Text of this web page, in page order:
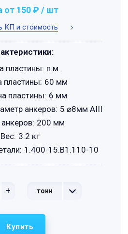
КП и стоимость
от 150 ₽ / шт
+ тонн
пластины: п.м.
пластины: 60 мм
пластины: 6 мм
анкеров: 5 ⌀8мм АIII
200 мм
Вес: 3.2 кг
1.400-15.B1.110-10
Купить